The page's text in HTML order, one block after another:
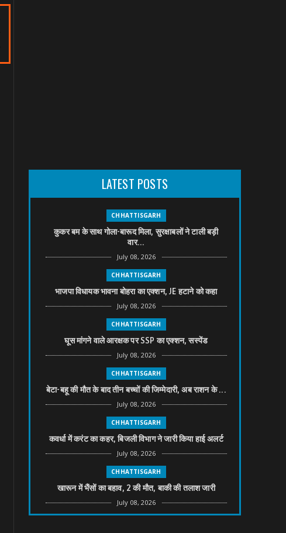
LATEST POSTS
CHHATTISGARH
कुकर बम के साथ गोला-बारूद मिला, सुरक्षाबलों ने टाली बड़ी
वार...
July 08, 2026
CHHATTISGARH
भाजपा विधायक भावना बोहरा का एक्शन, JE हटाने को कहा
July 08, 2026
CHHATTISGARH
घूस मांगने वाले आरक्षक पर SSP का एक्शन, सस्पेंड
July 08, 2026
CHHATTISGARH
बेटा-बहू की मौत के बाद तीन बच्चों की जिम्मेदारी, अब राशन के ...
July 08, 2026
CHHATTISGARH
कवर्धा में करंट का कहर, बिजली विभाग ने जारी किया हाई अलर्ट
July 08, 2026
CHHATTISGARH
खारून में भैंसों का बहाव, 2 की मौत, बाकी की तलाश जारी
July 08, 2026